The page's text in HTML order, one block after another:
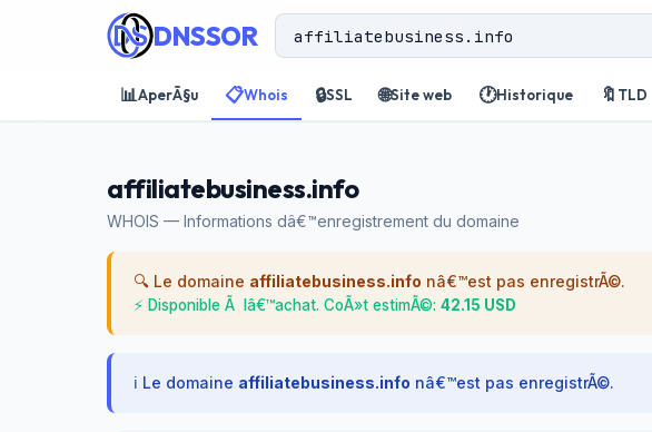
DNSSOR
📊AperÃ§u 📋Whois 🔒SSL 🌐Site web 🕐Historique 🔖 TLD
affiliatebusiness.info
WHOIS — Informations dâ€™enregistrement du domaine
🔍 Le domaine affiliatebusiness.info nâ€™est pas enregistrÃ©.
⚡ Disponible Ã lâ€™achat. CoÃ»t estimÃ©: 42.15 USD
ℹ️ Le domaine affiliatebusiness.info nâ€™est pas enregistrÃ©.